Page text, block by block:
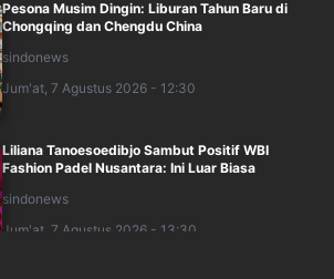
Pesona Musim Dingin: Liburan Tahun Baru di
Chongqing dan Chengdu China
sindonews
Jum'at, 7 Agustus 2026 - 12:30
Liliana Tanoesoedibjo Sambut Positif WBI
Fashion Padel Nusantara: Ini Luar Biasa
sindonews
Jum'at, 7 Agustus 2026 - 13:30